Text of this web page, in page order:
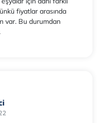
fiyatlar arasında
var. Bu durumdan